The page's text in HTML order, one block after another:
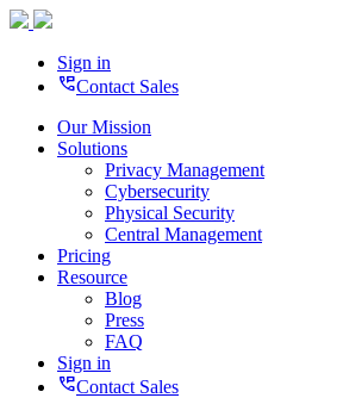
Sign in
perm_phone_msgContact Sales
Our Mission
Solutions
Privacy Management
Cybersecurity
Physical Security
Central Management
Pricing
Resource
Blog
Press
FAQ
Sign in
perm_phone_msgContact Sales